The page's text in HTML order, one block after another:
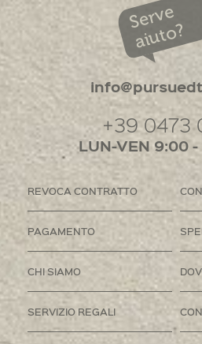
Serve
aiuto?
+39 0473
LUN-VEN 9:00
REVOCA CONTRATTO
PAGAMENTO
CHI SIAMO
SERVIZIO REGALI